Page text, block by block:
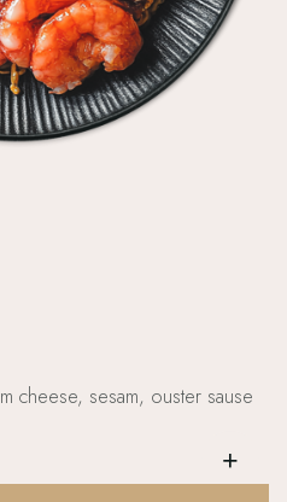
cheese, sesam, ouster sause